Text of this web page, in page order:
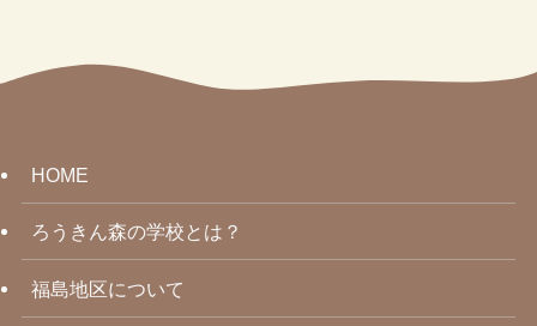
HOME
ろうきん森の学校とは？
福島地区について